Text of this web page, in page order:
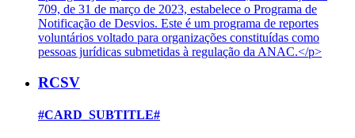
709, de 31 de março de 2023, estabelece o Programa de
Notificação de Desvios. Este é um programa de reportes
voluntários voltado para organizações constituídas como
pessoas jurídicas submetidas à regulação da ANAC.</p>
RCSV
#CARD_SUBTITLE#